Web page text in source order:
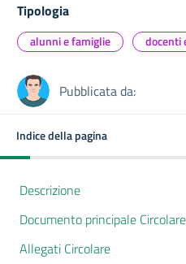
Tipologia
alunni e famiglie docenti
Pubblicata da:
Indice della pagina
Descrizione
Documento principale Circolare
Allegati Circolare